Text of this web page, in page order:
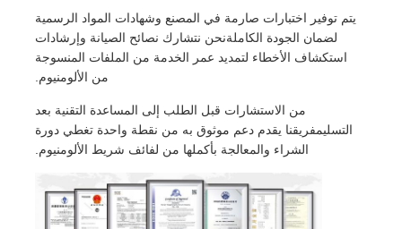
يتم توفير اختبارات صارمة في المصنع وشهادات المواد الرسمية
لضمان الجودة الكاملةنحن نتشارك نصائح الصيانة وإرشادات
استكشاف الأخطاء لتمديد عمر الخدمة من الملفات المنسوجة
من الألومنيوم.
من الاستشارات قبل الطلب إلى المساعدة التقنية بعد
التسليمفريقنا يقدم دعم موثوق به من نقطة واحدة تغطي دورة
الشراء والمعالجة بأكملها من لفائف شريط الألومنيوم.